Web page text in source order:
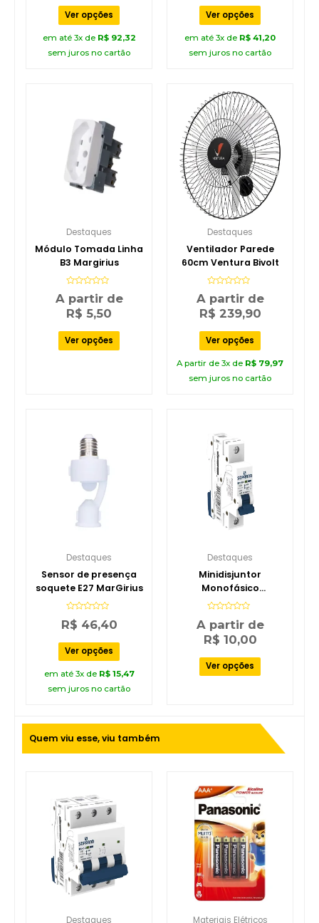
5
Ver opções
em até 3x de R$92,32
sem juros no cartão
5
Ver opções
em até 3x de R$ 41,20
sem juros no cartão
Destaques
Módulo Tomada Linha
B3 Margirius
Avaliação
de
5
A partir de
R$ 5,50
Ver opções
Destaques
Ventilador Parede
60cm Ventura Bivolt
Avaliação
de
5
A partir de
R$ 239,90
Ver opções
A partir de 3x de R$ 79,97
sem juros no cartão
Destaques
Sensor de presença
soquete E27 MarGirius
Avaliação
0
5
R$ 46,40
Ver opções
em até 3x de R$15,47
sem juros no cartão
Destaques
Minidisjuntor
Monofásico
Amperagem 10-63
Avaliação
0
de
5
A partir de
R$ 10,00
Ver opções
Quem viu esse, viu também
Destaques Materiais Elétricos